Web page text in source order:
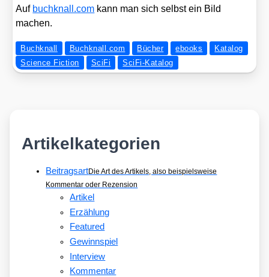
Auf buch​knall​.com kann man sich selbst ein Bild
machen.
Buchknall Buchknall.com Bücher ebooks
Katalog
Science Fiction
SciFi SciFi-Katalog
Artikelkategorien
BeitragsartDie Art des Artikels, also beispielsweise
Kommentar oder Rezension
Artikel
Erzählung
Featured
Gewinnspiel
Interview
Kommentar